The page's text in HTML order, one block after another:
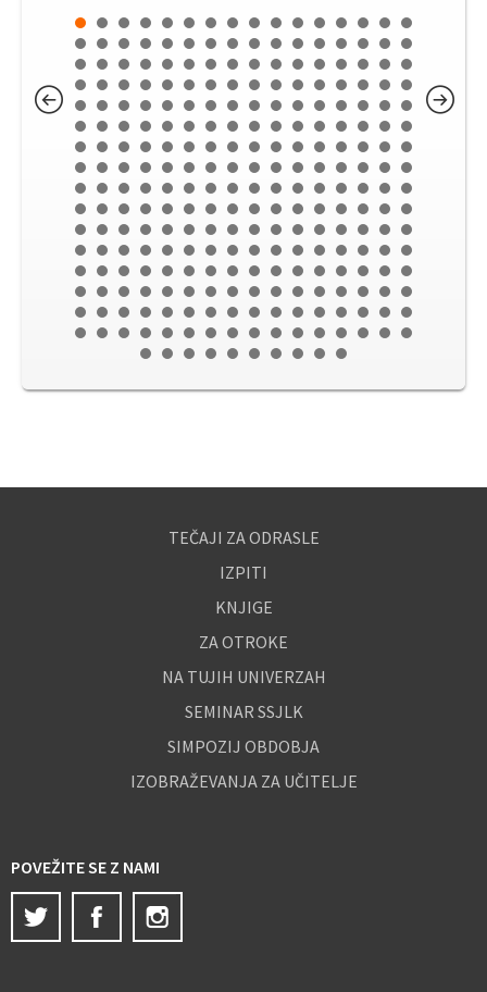
TEČAJI ZA ODRASLE
IZPITI
KNJIGE
ZA OTROKE
NA TUJIH UNIVERZAH
SEMINAR SSJLK
SIMPOZIJ OBDOBJA
IZOBRAŽEVANJA ZA UČITELJE
POVEŽITE SE Z NAMI
Twitter
Facebook